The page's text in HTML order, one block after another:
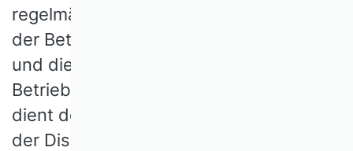
regelmäßige Tagung, die alle Bereiche
der Betriebswirtschaftslehre betrifft
und die deutschsprachige
Betriebswirtschaftslehre vereint. Sie
dient dem wissenschaftlichen Dialog,
der Diskussion betriebswirtschaftlicher,